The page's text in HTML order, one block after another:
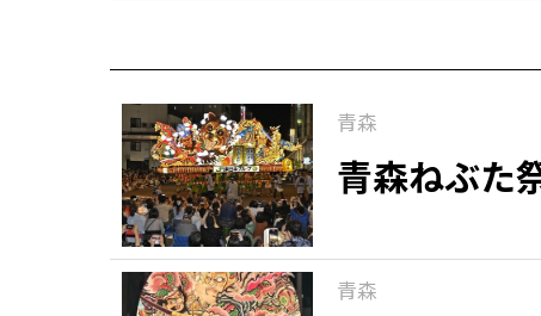
青森
青森ねぶた
青森